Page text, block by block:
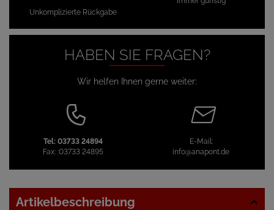
Unkomplizierte Rückgabe
HABEN SIE FRAGEN?
Wir helfen Ihnen gerne weiter:
Tel: 03733 24894
Fax: :03733 24895
E-Mail:
info@anapont.de
Artikelbeschreibung